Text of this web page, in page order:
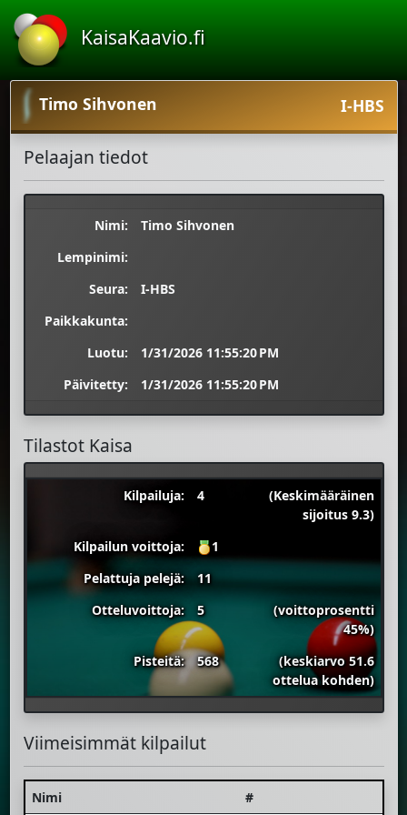
KaisaKaavio.fi
Timo Sihvonen I-HBS
Pelaajan tiedot
Nimi:
Timo Sihvonen
Lempinimi:
Seura:
I-HBS
Paikkakunta:
Luotu:
1/31/2026 11:55:20 PM
Päivitetty:
1/31/2026 11:55:20 PM
Tilastot Kaisa
Kilpailuja: 4
(Keskimääräinen
sijoitus 9.3)
Kilpailun voittoja:
1
Pelattuja pelejä:
11
Otteluvoittoja:
5
(voittoprosentti
45%)
Pisteitä:
568
(keskiarvo 51.6
ottelua kohden)
Viimeisimmät kilpailut
Nimi #